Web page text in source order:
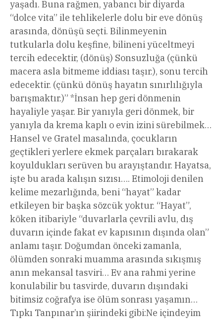
yaşadı. Buna rağmen, yabancı bir diyarda
“dolce vita” ile tehlikelerle dolu bir eve dönüş
arasında, dönüşü seçti. Bilinmeyenin
tutkularla dolu keşfine, bilineni yüceltmeyi
tercih edecektir, (dönüş) Sonsuzluğa (çünkü
macera asla bitmeme iddiası taşır.), sonu tercih
edecektir. (çünkü dönüş hayatın sınırlılığıyla
barışmaktır.)” *İnsan hep geri dönmenin
hayaliyle yaşar. Bir yanıyla geri dönmek, bir
yanıyla da krema kaplı o evin izini sürebilmek…
Hansel ve Gratel masalında, çocukların
geçtikleri yerlere ekmek parçaları bırakarak
koyuldukları serüven bu arayıştandır. Hayatsa,
işte bu arada kalışın sızısı…. Etimoloji denilen
kelime mezarlığında, beni “hayat” kadar
etkileyen bir başka sözcük yoktur. “Hayat”,
köken itibariyle “duvarlarla çevrili avlu, dış
duvarın içinde fakat ev kapısının dışında olan”
anlamı taşır. Doğumdan önceki zamanla,
ölümden sonraki muamma arasında sıkışmış
anın mekansal tasviri… Ev ana rahmi yerine
konulabilir bu tasvirde, duvarın dışındaki
bitimsiz coğrafya ise ölüm sonrası yaşamın…
Tıpkı Tanpınar’ın şiirindeki gibi:Ne içindeyim